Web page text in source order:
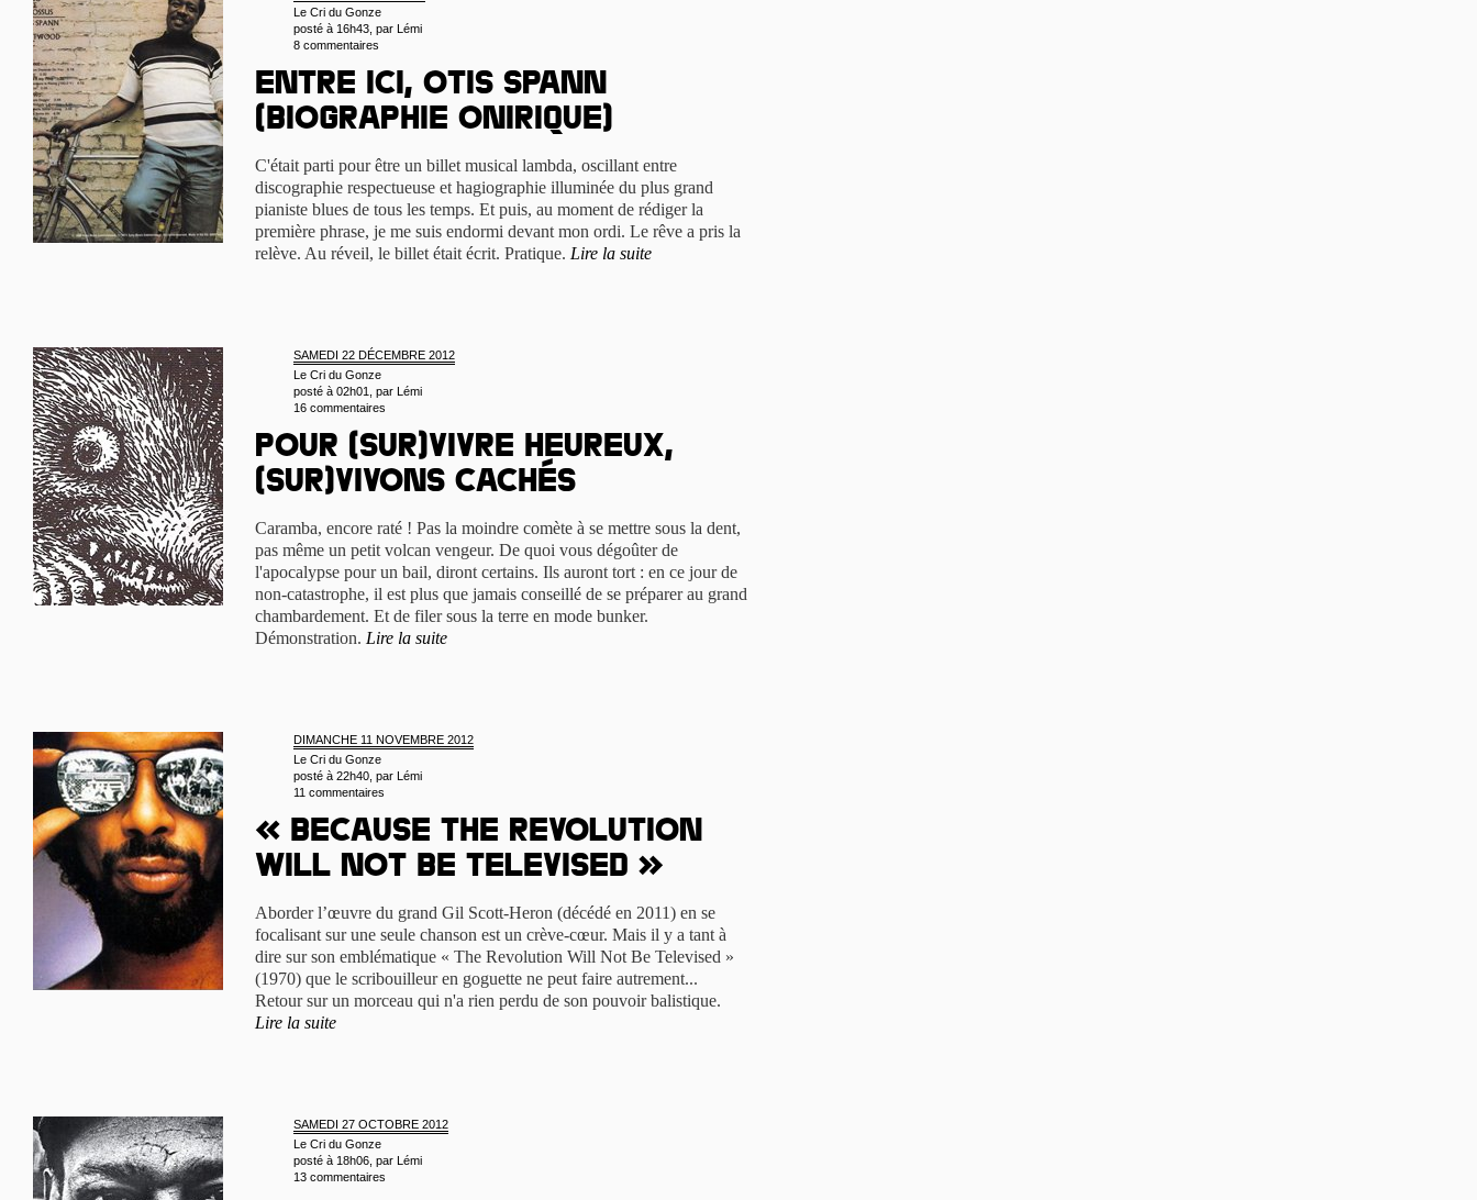
Le Cri du Gonze
posté à 16h43, par Lémi
8 commentaires
Entre ici, Otis Spann
(biographie onirique)
C'était parti pour être un billet musical lambda, oscillant entre
discographie respectueuse et hagiographie illuminée du plus grand
pianiste blues de tous les temps. Et puis, au moment de rédiger la
première phrase, je me suis endormi devant mon ordi. Le rêve a pris la
relève. Au réveil, le billet était écrit. Pratique. Lire la suite
SAMEDI 22 DÉCEMBRE 2012
Le Cri du Gonze
posté à 02h01, par Lémi
16 commentaires
Pour (sur)vivre heureux,
(sur)vivons cachés
Caramba, encore raté ! Pas la moindre comète à se mettre sous la dent,
pas même un petit volcan vengeur. De quoi vous dégoûter de
l'apocalypse pour un bail, diront certains. Ils auront tort : en ce jour de
non-catastrophe, il est plus que jamais conseillé de se préparer au grand
chambardement. Et de filer sous la terre en mode bunker.
Démonstration. Lire la suite
DIMANCHE 11 NOVEMBRE 2012
Le Cri du Gonze
posté à 22h40, par Lémi
11 commentaires
« Because the Revolution
will not be televised »
Aborder l’œuvre du grand Gil Scott-Heron (décédé en 2011) en se
focalisant sur une seule chanson est un crève-cœur. Mais il y a tant à
dire sur son emblématique « The Revolution Will Not Be Televised »
(1970) que le scribouilleur en goguette ne peut faire autrement...
Retour sur un morceau qui n'a rien perdu de son pouvoir balistique.
Lire la suite
SAMEDI 27 OCTOBRE 2012
Le Cri du Gonze
posté à 18h06, par Lémi
13 commentaires